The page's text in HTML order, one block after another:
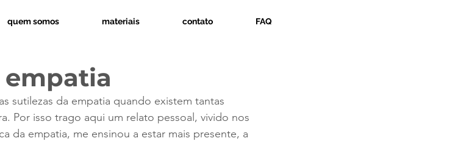
quem somos materiais contato FAQ
empatia
sutilezas da empatia quando existem tantas
Por isso trago aqui um relato pessoal, vivido nos
da empatia, me ensinou a estar mais presente, a